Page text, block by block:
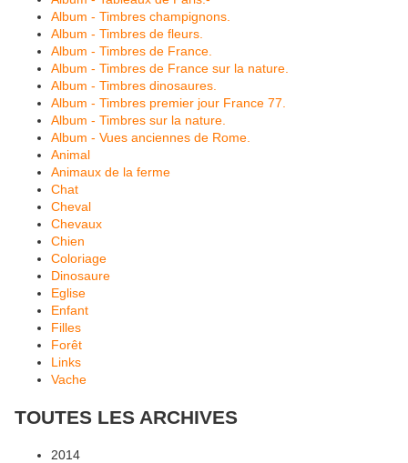
Album - Timbres champignons.
Album - Timbres de fleurs.
Album - Timbres de France.
Album - Timbres de France sur la nature.
Album - Timbres dinosaures.
Album - Timbres premier jour France 77.
Album - Timbres sur la nature.
Album - Vues anciennes de Rome.
Animal
Animaux de la ferme
Chat
Cheval
Chevaux
Chien
Coloriage
Dinosaure
Eglise
Enfant
Filles
Forêt
Links
Vache
TOUTES LES ARCHIVES
2014